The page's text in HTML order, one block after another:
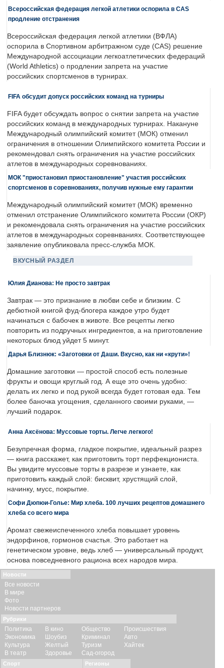
Всероссийская федерация легкой атлетики оспорила в CAS
продление отстранения
Всероссийская федерация легкой атлетики (ВФЛА)
оспорила в Спортивном арбитражном суде (CAS) решение
Международной ассоциации легкоатлетических федераций
(World Athletics) о продлении запрета на участие
российских спортсменов в турнирах.
FIFA обсудит допуск российских команд на турниры
FIFA будет обсуждать вопрос о снятии запрета на участие
российских команд в международных турнирах. Накануне
Международный олимпийский комитет (МОК) отменил
ограничения в отношении Олимпийского комитета России и
рекомендовал снять ограничения на участие российских
атлетов в международных соревнованиях.
МОК "приостановил приостановление" участия российских
спортсменов в соревнованиях, получив нужные ему гарантии
Международный олимпийский комитет (МОК) временно
отменил отстранение Олимпийского комитета России (ОКР)
и рекомендовала снять ограничения на участие российских
атлетов в международных соревнваниях. Соответствующее
заявление опубликовала пресс-служба МОК.
ВКУСНЫЙ РАЗДЕЛ
Юлия Дианова: Не просто завтрак
Завтрак — это признание в любви себе и близким. С
дебютной книгой фуд-блогера каждое утро будет
начинаться с бабочек в животе. Все рецепты легко
повторить из подручных ингредиентов, а на приготовление
некоторых блюд уйдет 5 минут.
Дарья Близнюк: «Заготовки от Даши. Вкусно, как ни «крути»!
Домашние заготовки — простой способ есть полезные
фрукты и овощи круглый год. А еще это очень удобно:
делать их легко и под рукой всегда будет готовая еда. Тем
более баночка угощения, сделанного своими руками, —
лучший подарок.
Анна Аксёнова: Муссовые торты. Легче легкого!
Безупречная форма, гладкое покрытие, идеальный разрез
— книга расскажет, как приготовить торт перфекциониста.
Вы увидите муссовые торты в разрезе и узнаете, как
приготовить каждый слой: бисквит, хрустящий слой,
начинку, мусс, покрытие.
Софи Дюпюи-Голье: Мир хлеба. 100 лучших рецептов домашнего
хлеба со всего мира
Аромат свежеиспеченного хлеба повышает уровень
эндорфинов, гормонов счастья. Это работает на
генетическом уровне, ведь хлеб — универсальный продукт,
основа повседневного рациона всех народов мира.
Новости
Все новости
В мире
Фото
Новости партнеров
Рубрики
Политика
Экономика
Культура
В театр
В кино
Шоубиз
Желтый
Здоровье
Общество
Криминал
Туризм
Сад-огород
Происшествия
Авто
Хайтек
Спорт Регионы